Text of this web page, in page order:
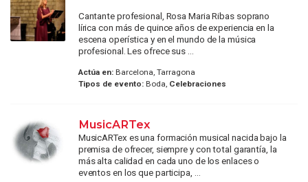
Cantante profesional, Rosa Maria Ribas soprano
lírica con más de quince años de experiencia en la
escena operística y en el mundo de la música
profesional. Les ofrece sus ...
Actúa en:Barcelona, Tarragona
Tipos de evento:Boda, Celebraciones
MusicARTex
MusicARTex es una formación musical nacida bajo la
premisa de ofrecer, siempre y con total garantía, la
más alta calidad en cada uno de los enlaces o
eventos en los que participa, ...